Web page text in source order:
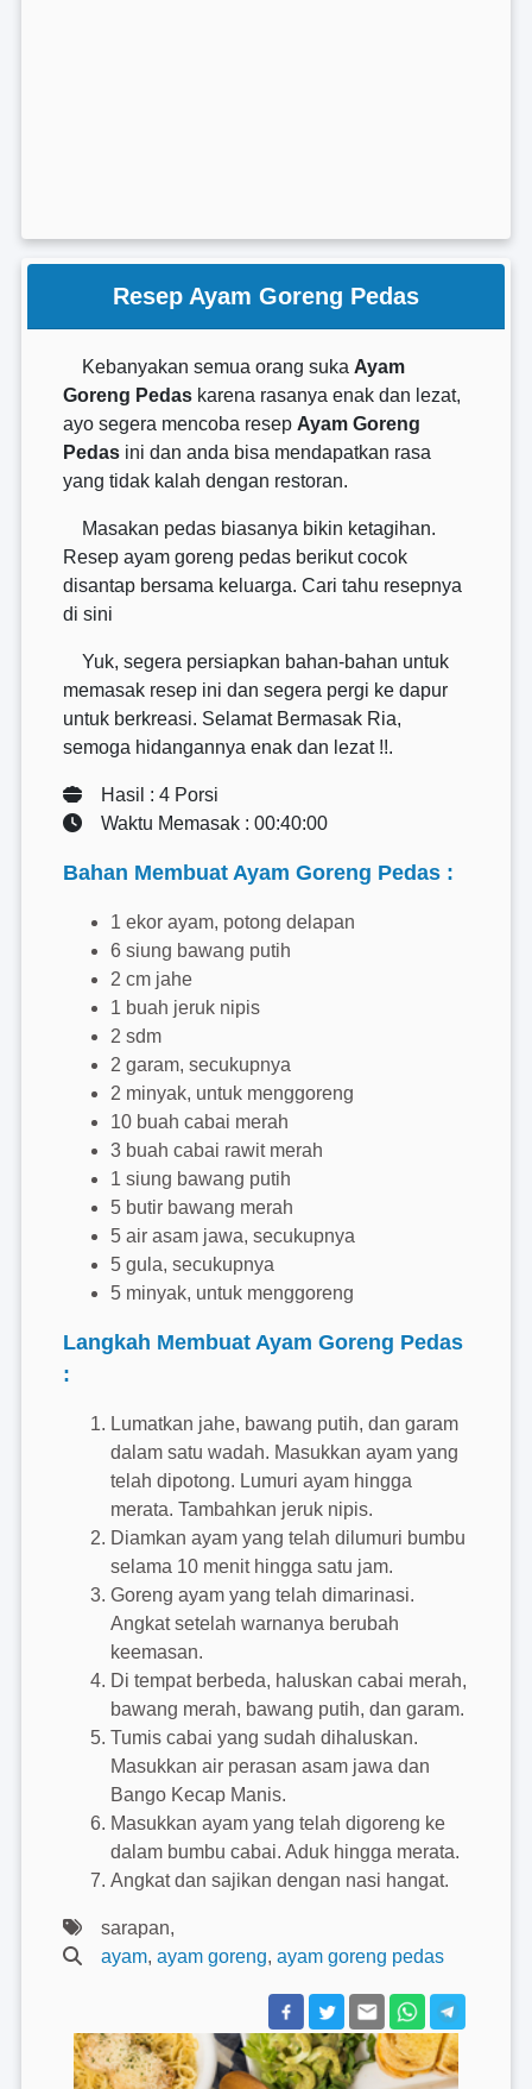
Resep Ayam Goreng Pedas
Kebanyakan semua orang suka Ayam
Goreng Pedas karena rasanya enak dan lezat,
ayo segera mencoba resep Ayam Goreng
Pedas ini dan anda bisa mendapatkan rasa
yang tidak kalah dengan restoran.
Masakan pedas biasanya bikin ketagihan.
Resep ayam goreng pedas berikut cocok
disantap bersama keluarga. Cari tahu resepnya
di sini
Yuk, segera persiapkan bahan-bahan untuk
memasak resep ini dan segera pergi ke dapur
untuk berkreasi. Selamat Bermasak Ria,
semoga hidangannya enak dan lezat !!.
Hasil : 4 Porsi
Waktu Memasak : 00:40:00
Bahan Membuat Ayam Goreng Pedas :
1 ekor ayam, potong delapan
6 siung bawang putih
2 cm jahe
1 buah jeruk nipis
2 sdm
2 garam, secukupnya
2 minyak, untuk menggoreng
10 buah cabai merah
3 buah cabai rawit merah
1 siung bawang putih
5 butir bawang merah
5 air asam jawa, secukupnya
5 gula, secukupnya
5 minyak, untuk menggoreng
Langkah Membuat Ayam Goreng Pedas
:
Lumatkan jahe, bawang putih, dan garam
dalam satu wadah. Masukkan ayam yang
telah dipotong. Lumuri ayam hingga
merata. Tambahkan jeruk nipis.
Diamkan ayam yang telah dilumuri bumbu
selama 10 menit hingga satu jam.
Goreng ayam yang telah dimarinasi.
Angkat setelah warnanya berubah
keemasan.
Di tempat berbeda, haluskan cabai merah,
bawang merah, bawang putih, dan garam.
Tumis cabai yang sudah dihaluskan.
Masukkan air perasan asam jawa dan
Bango Kecap Manis.
Masukkan ayam yang telah digoreng ke
dalam bumbu cabai. Aduk hingga merata.
Angkat dan sajikan dengan nasi hangat.
sarapan,
ayam, ayam goreng, ayam goreng pedas